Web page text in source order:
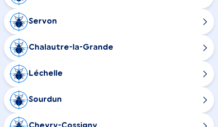
Servon
Chalautre-la-Grande
Léchelle
Sourdun